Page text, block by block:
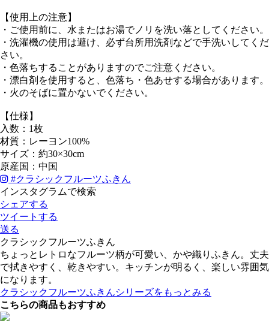
【使用上の注意】
・ご使用前に、水またはお湯でノリを洗い落としてください。
・洗濯機の使用は避け、必ず台所用洗剤などで手洗いしてくだ
さい。
・色落ちすることがありますのでご注意ください。
・漂白剤を使用すると、色落ち・色あせする場合があります。
・火のそばに置かないでください。
【仕様】
入数：1枚
材質：レーヨン100%
サイズ：約30×30cm
原産国：中国
#クラシックフルーツふきん
インスタグラムで検索
シェアする
ツイートする
送る
クラシックフルーツふきん
ちょっとレトロなフルーツ柄が可愛い、かや織りふきん。丈夫
で拭きやすく、乾きやすい。キッチンが明るく、楽しい雰囲気
になります。
クラシックフルーツふきんシリーズをもっとみる
こちらの商品もおすすめ